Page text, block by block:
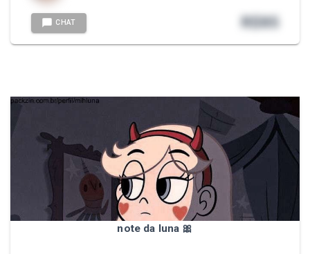
CHAT R$85
note da luna 🎀